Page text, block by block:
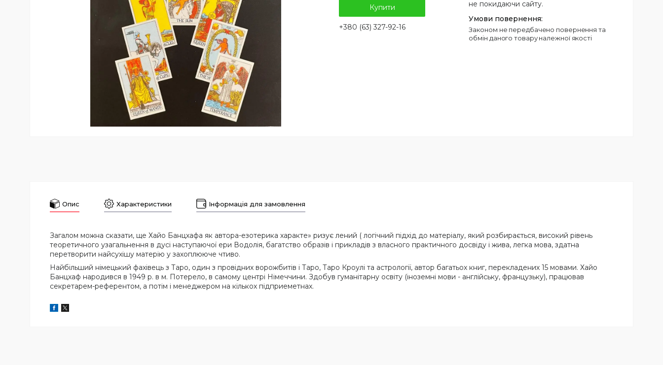
Купити
+380 (63) 327-92-16
не покидаючи сайту.
Законом не передбачено повернення та
обмін даного товару належної якості
Опис Характеристики Інформація для замовлення
Загалом можна сказати, ще Хайо Банцхафа як автора-езотерика характе» ризує лений ( логічний підхід до матеріалу, який розбирається, високий рівень
теоретичного узагальнення в дусі наступаючої ери Водолія, багатство образів і прикладів з власного практичного досвіду і жива, легка мова, здатна
перетворити найсухішу матерію у захоплююче чтиво.
Найбільший німецький фахівець з Таро, один з провідних ворожбитів і Таро, Таро Кроулі та астрології, автор багатьох книг, перекладених 15 мовами. Хайо
Банцхаф народився в 1949 р. в м. Потерело, в самому центрі Німеччини. Здобув гуманітарну освіту (іноземні мови - англійську, французьку), працював
секретарем-референтом, а потім і менеджером на кількох підприеметнах.